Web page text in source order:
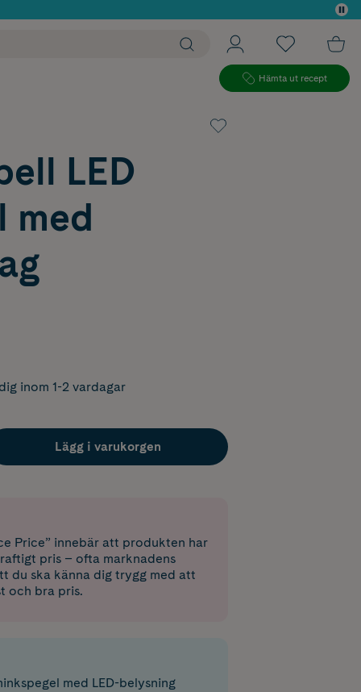
Hämta ut recept
LED
med
inom 1-2 vardagar
Lägg i varukorgen
Price” innebär att produkten har
pris – ofta marknadens
du ska känna dig trygg med att
och bra pris.
med LED-belysning